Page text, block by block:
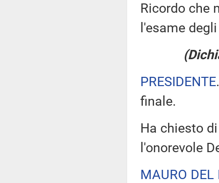
Ricordo che
l'esame
PRESIDENTE
finale.
Ha chiesto
l'onorevole
MAURO DEL